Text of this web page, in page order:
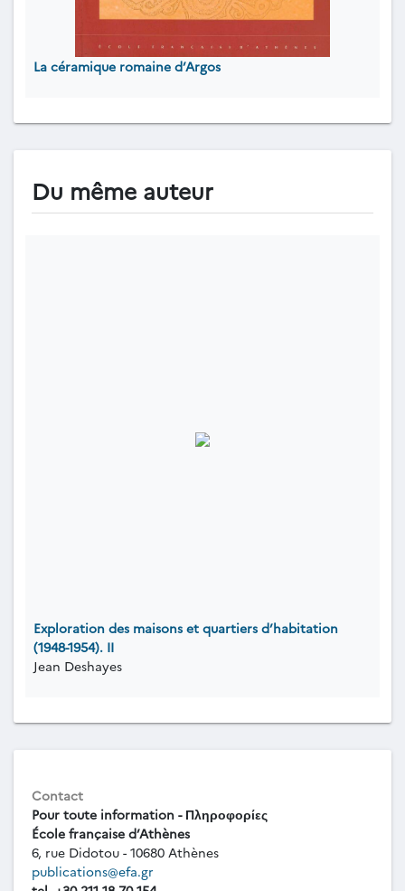
La céramique romaine d’Argos
Du même auteur
Exploration des maisons et quartiers d’habitation
(1948-1954). II
Jean Deshayes
Contact
Pour toute information - Πληροφορίες
École française d’Athènes
6, rue Didotou - 10680 Athènes
publications@efa.gr